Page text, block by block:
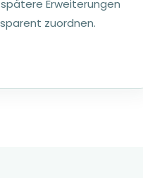
Erweiterungen
zuordnen.